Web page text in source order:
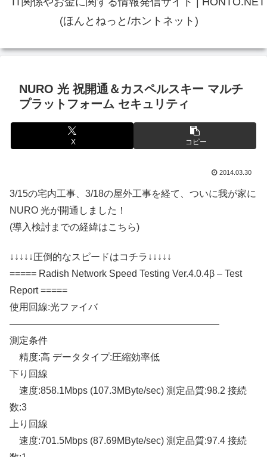
(ほんとねっと/ホントネット)
NURO 光 祝開通＆カスペルスキー マルチ
プラットフォーム セキュリティ
X コピー
2014.03.30
3/15の宅内工事、3/18の屋外工事を経て、ついに我が家に
NURO 光が開通しました！
(導入検討までの経緯はこちら)
↓↓↓↓↓圧倒的なスピードはコチラ↓↓↓↓↓
===== Radish Network Speed Testing Ver.4.0.4β – Test
Report =====
使用回線:光ファイバ
——————————————————————
測定条件
精度:高 データタイプ:圧縮効率低
下り回線
速度:858.1Mbps (107.3MByte/sec) 測定品質:98.2 接続
数:3
上り回線
速度:701.5Mbps (87.69MByte/sec) 測定品質:97.4 接続